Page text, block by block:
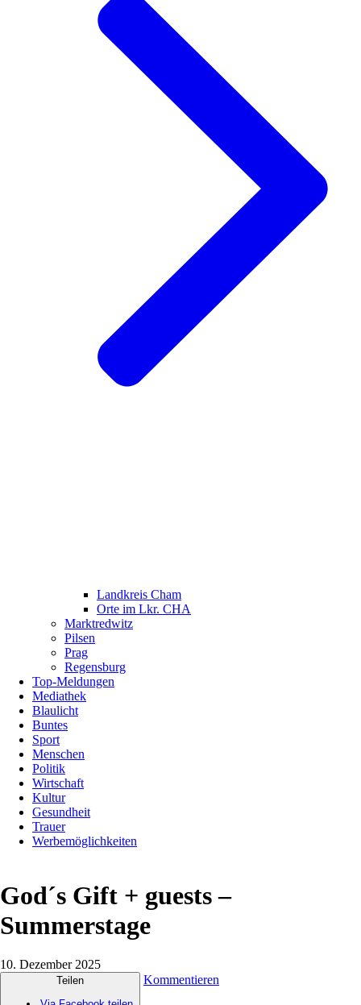
Landkreis Cham
Orte im Lkr. CHA
Marktredwitz
Pilsen
Prag
Regensburg
Top-Meldungen
Mediathek
Blaulicht
Buntes
Sport
Menschen
Politik
Wirtschaft
Kultur
Gesundheit
Trauer
Werbemöglichkeiten
God´s Gift + guests –
Summerstage
10. Dezember 2025
Teilen
Kommentieren